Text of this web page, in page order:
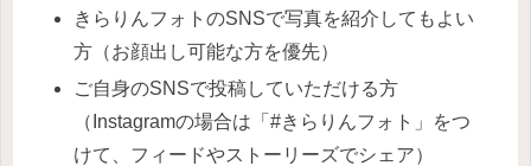
きらりんフォトのSNSで写真を紹介してもよい
方（お顔出し可能な方を優先）
ご自身のSNSで投稿していただける方
（Instagramの場合は「#きらりんフォト」をつ
けて、フィードやストーリーズでシェア）